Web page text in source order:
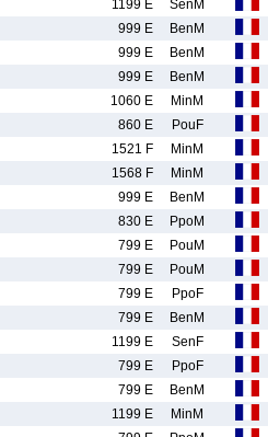
1199 E SenM
999 E BenM
999 E BenM
999 E BenM
1060 E MinM
860 E PouF
1521 F MinM
1568 F MinM
999 E BenM
830 E PpoM
799 E PouM
799 E PouM
799 E PpoF
799 E BenM
1199 E SenF
799 E PpoF
799 E BenM
1199 E MinM